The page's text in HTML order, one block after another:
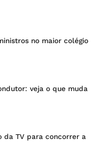
no maior colégio
veja o que muda
da TV para concorrer a